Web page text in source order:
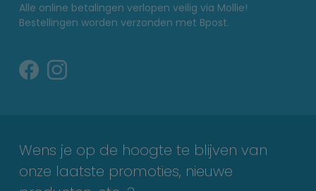
Alle online betalingen verlopen veilig via Mollie!
Bestellingen worden verzonden met Bpost.
Wens je op de hoogte te blijven van
onze laatste promoties, nieuwe